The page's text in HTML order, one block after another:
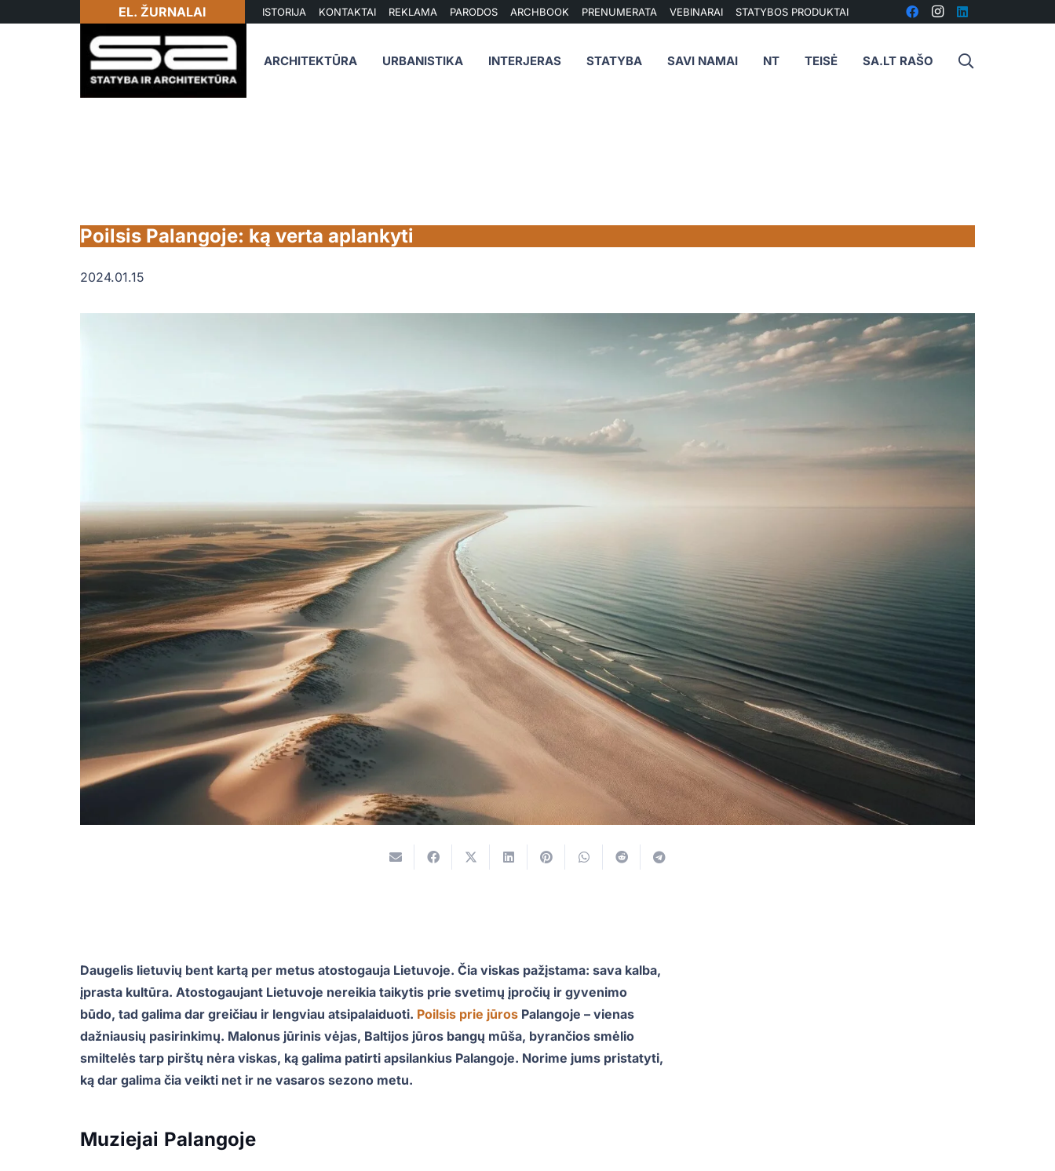
EL. ŽURNALAI ISTORIJA KONTAKTAI REKLAMA PARODOS ARCHBOOK PRENUMERATA VEBINARAI STATYBOS PRODUKTAI
ARCHITEKTŪRA URBANISTIKA INTERJERAS STATYBA SAVI NAMAI NT TEISĖ SA.LT RAŠO
Poilsis Palangoje: ką verta aplankyti
2024.01.15
Daugelis lietuvių bent kartą per metus atostogauja Lietuvoje. Čia viskas pažįstama: sava kalba,
įprasta kultūra. Atostogaujant Lietuvoje nereikia taikytis prie svetimų įpročių ir gyvenimo
būdo, tad galima dar greičiau ir lengviau atsipalaiduoti. Poilsis prie jūros Palangoje – vienas
dažniausių pasirinkimų. Malonus jūrinis vėjas, Baltijos jūros bangų mūša, byrančios smėlio
smiltelės tarp pirštų nėra viskas, ką galima patirti apsilankius Palangoje. Norime jums pristatyti,
ką dar galima čia veikti net ir ne vasaros sezono metu.
Muziejai Palangoje